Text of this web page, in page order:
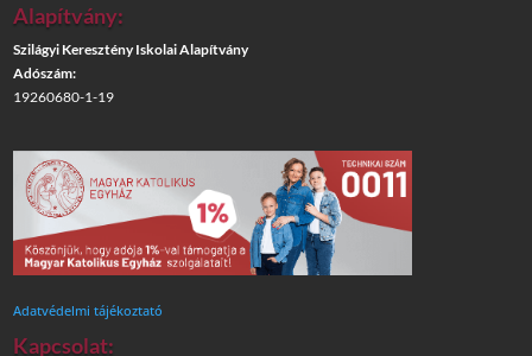
Alapítvány:
Szilágyi Keresztény Iskolai Alapítvány
Adószám:
19260680-1-19
Adatvédelmi tájékoztató
Kapcsolat: